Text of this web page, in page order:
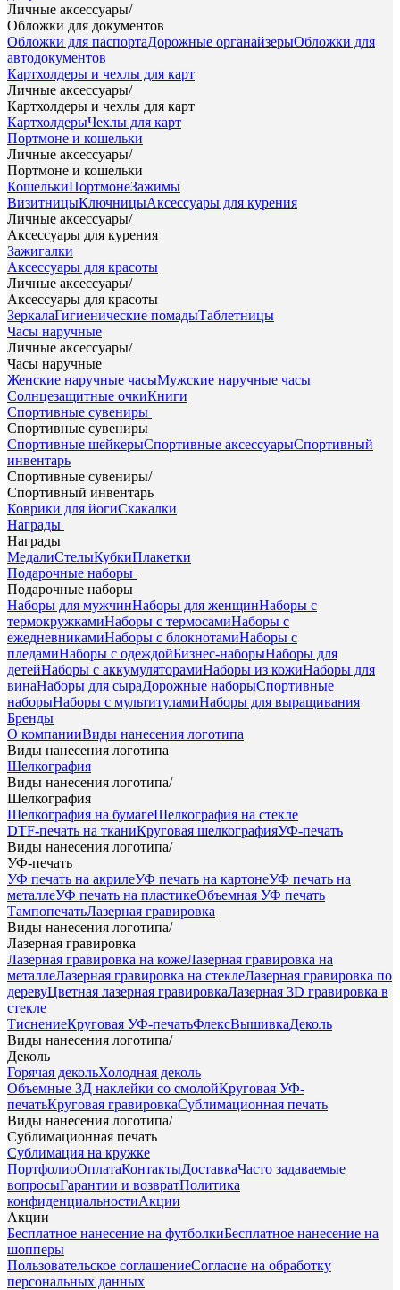
Личные аксессуары/
Обложки для документов
Обложки для паспортаДорожные органайзерыОбложки для
автодокументов
Картхолдеры и чехлы для карт
Личные аксессуары/
Картхолдеры и чехлы для карт
КартхолдерыЧехлы для карт
Портмоне и кошельки
Личные аксессуары/
Портмоне и кошельки
КошелькиПортмонеЗажимы
ВизитницыКлючницыАксессуары для курения
Личные аксессуары/
Аксессуары для курения
Зажигалки
Аксессуары для красоты
Личные аксессуары/
Аксессуары для красоты
ЗеркалаГигиенические помадыТаблетницы
Часы наручные
Личные аксессуары/
Часы наручные
Женские наручные часыМужские наручные часы
Солнцезащитные очкиКниги
Спортивные сувениры
Спортивные сувениры
Спортивные шейкерыСпортивные аксессуарыСпортивный
инвентарь
Спортивные сувениры/
Спортивный инвентарь
Коврики для йогиСкакалки
Награды
Награды
МедалиСтелыКубкиПлакетки
Подарочные наборы
Подарочные наборы
Наборы для мужчинНаборы для женщинНаборы с
термокружкамиНаборы с термосамиНаборы с
ежедневникамиНаборы с блокнотамиНаборы с
пледамиНаборы с одеждойБизнес-наборыНаборы для
детейНаборы с аккумуляторамиНаборы из кожиНаборы для
винаНаборы для сыраДорожные наборыСпортивные
наборыНаборы с мультитуламиНаборы для выращивания
Бренды
О компанииВиды нанесения логотипа
Виды нанесения логотипа
Шелкография
Виды нанесения логотипа/
Шелкография
Шелкография на бумагеШелкография на стекле
DTF-печать на тканиКруговая шелкографияУФ-печать
Виды нанесения логотипа/
УФ-печать
УФ печать на акрилеУФ печать на картонеУФ печать на
металлеУФ печать на пластикеОбъемная УФ печать
ТампопечатьЛазерная гравировка
Виды нанесения логотипа/
Лазерная гравировка
Лазерная гравировка на кожеЛазерная гравировка на
металлеЛазерная гравировка на стеклеЛазерная гравировка по
деревуЦветная лазерная гравировкаЛазерная 3D гравировка в
стекле
ТиснениеКруговая УФ-печатьФлексВышивкаДеколь
Виды нанесения логотипа/
Деколь
Горячая декольХолодная деколь
Объемные 3Д наклейки со смолойКруговая УФ-
печатьКруговая гравировкаСублимационная печать
Виды нанесения логотипа/
Сублимационная печать
Сублимация на кружке
ПортфолиоОплатаКонтактыДоставкаЧасто задаваемые
вопросыГарантии и возвратПолитика
конфиденциальностиАкции
Акции
Бесплатное нанесение на футболкиБесплатное нанесение на
шопперы
Пользовательское соглашениеСогласие на обработку
персональных данных